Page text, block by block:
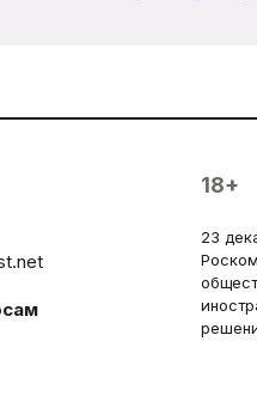
18+
23